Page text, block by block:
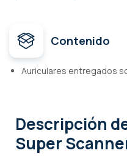
Contenido
Auriculares entregados
Descripción
Super